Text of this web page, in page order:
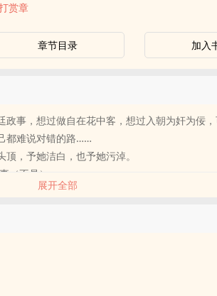
赏章
章节目录 加入
事，想过做自在花中客，想过入朝为奸为佞
都难说对错的路……
，予她洁白，也予她污淖。
（不是）
是“权利”。
代表观点正确（圈重）
为是地觉得好像懂了毫厘，于是写了拙作出来
发电的脆弱作者没有评论会活不下去的
展开全部